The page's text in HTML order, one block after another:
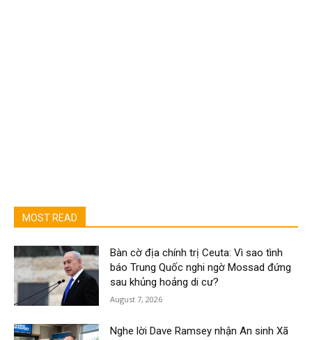
MOST READ
Bàn cờ địa chính trị Ceuta: Vì sao tình
báo Trung Quốc nghi ngờ Mossad đứng
sau khủng hoảng di cư?
August 7, 2026
Nghe lời Dave Ramsey nhận An sinh Xã